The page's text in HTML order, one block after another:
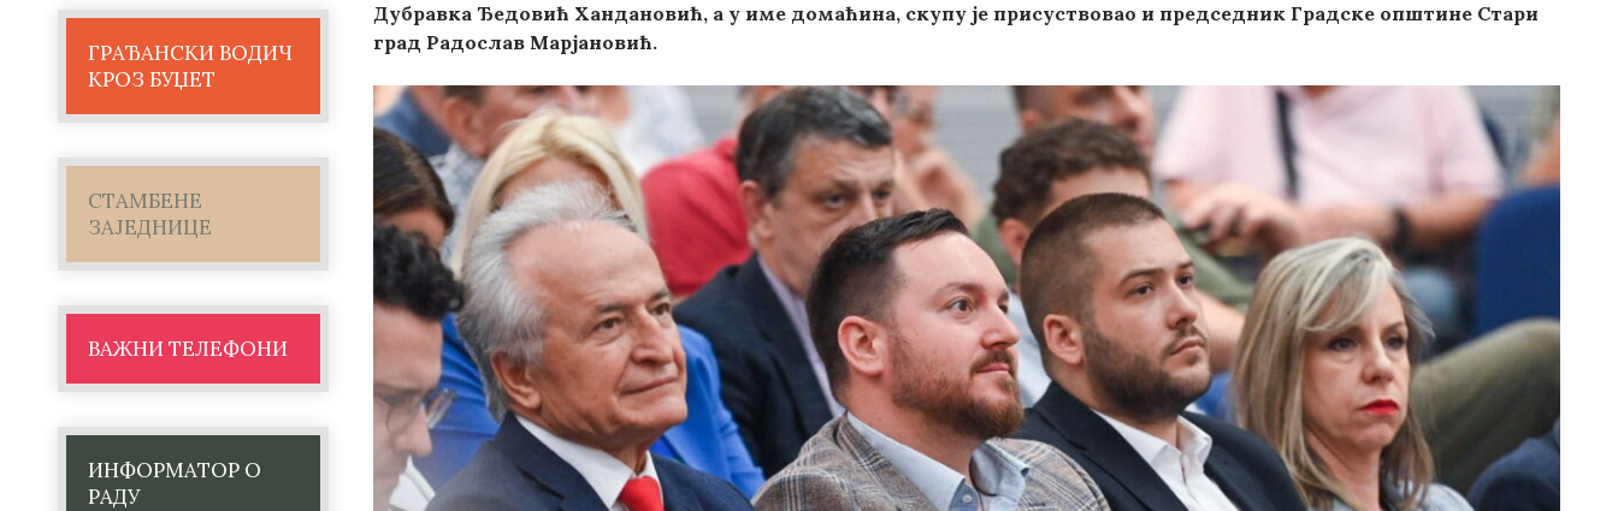
ГРАЂАНСКИ ВОДИЧ
КРОЗ БУЏЕТ
СТАМБЕНЕ
ЗАЈЕДНИЦЕ
ВАЖНИ ТЕЛЕФОНИ
ИНФОРМАТОР О
РАДУ
Дубравка Ђедовић Хандановић, а у име домаћина, скупу је присуствовао и председник Градске општине Стари
град Радослав Марјановић.